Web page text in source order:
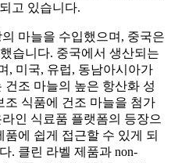
고 있습니다.
마늘을 수입했으며, 중국은
습니다. 중국에서 생산되는
, 미국, 유럽, 동남아시아가
조 마늘의 높은 항산화 성
조 식품에 건조 마늘을 첨가
인 식료품 플랫폼의 등장으
에 쉽게 접근할 수 있게 되
. 클린 라벨 제품과 non-